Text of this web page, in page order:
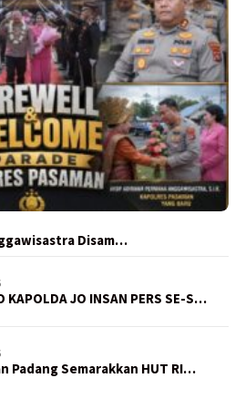
Disam…
KAPOLDA JO INSAN PERS SE-S…
Padang Semarakkan HUT RI…